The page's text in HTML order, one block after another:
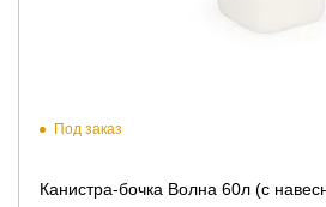
Под заказ
Канистра-бочка Волна 60л (с